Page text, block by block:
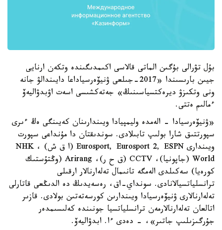
بۇل تۋرالى بۇگىن الماتى قالاسى اكىمدىگىندە وتكەن ارنايى
جيىن بارىسىندا «2017-جىلعى ۋنيۆەرسياداعا دايىندالۋ جانە
ونى وتكىزۋ ديرەكتسياسىنىڭ» جەتەكشىسى اسەت اۋبدۋاليەۆ
ءمالىم ەتتى.
«ۋنيۆەرسيادا - الەمدە وليمپيادا ويىندارىنان كەيىنگى ەڭ ءىرى
سپورتتىق شارا بولىپ تابىلادى. سوندىقتان دا مۇنداعى سپورت
ويىندارى Eurosport, Eurosport 2, ESPN (ا ق ش) ، NHK
World (جاپونيا)، CCTV (ق ح ر)، Arirang (وڭتۇستىك
كورەيا) سەكىلدى الەمگە تانىمال تەلەارنالار ارقىلى
ترانسلياتسيالانادى. سونداي-اق، رەسەيدىڭ دە الدىڭعى قاتارلى
تەلەارنالارى ۋنيۆەرسيادا ويىندارىن كورسەتەتىن بولادى. قازىر
اتالعان تەلەارنالارمەن ترانسلياتسيا جونىندە كەلىسىمدەر
جۇرگىزىلىپ جاتىر»، - دەدى ءا. ابدۋاليەۆ.